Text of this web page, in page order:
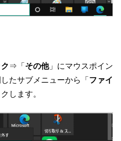
⇒「 その他」にマウスポイン
たサブメニューから「 ファイ
します。